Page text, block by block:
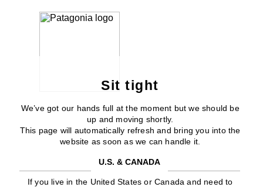
Sit tight
We’ve got our hands full at the moment but we should be
up and moving shortly.
This page will automatically refresh and bring you into the
website as soon as we can handle it.
U.S. & CANADA
If you live in the United States or Canada and need to